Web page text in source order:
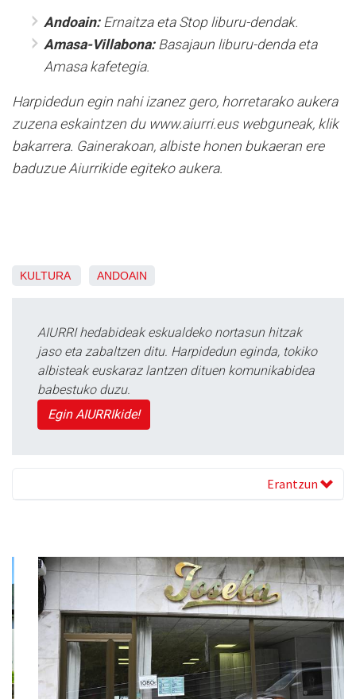
Andoain: Ernaitza eta Stop liburu-dendak.
Amasa-Villabona:Basajaun liburu-denda eta
Amasa kafetegia.
Harpidedun egin nahi izanez gero, horretarako aukera
zuzena eskaintzen du www.aiurri.eus webguneak, klik
bakarrera. Gainerakoan, albiste honen bukaeran ere
baduzue Aiurrikide egiteko aukera.
KULTURA ANDOAIN
AIURRI hedabideak eskualdeko nortasun hitzak
jaso eta zabaltzen ditu. Harpidedun eginda, tokiko
albisteak euskaraz lantzen dituen komunikabidea
babestuko duzu.
Egin AIURRIkide!
Erantzun